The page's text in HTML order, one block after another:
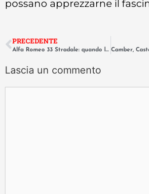
possano apprezzarne il
PRECEDENTE
Alfa Romeo 33 Stradale: quando la meccanica da corsa diventa scultura
Lascia un commento